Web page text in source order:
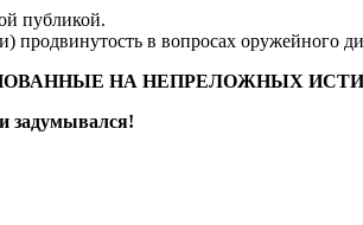
публикой.
продвинутость в вопросах оружейного
НА НЕПРЕЛОЖНЫХ
задумывался!